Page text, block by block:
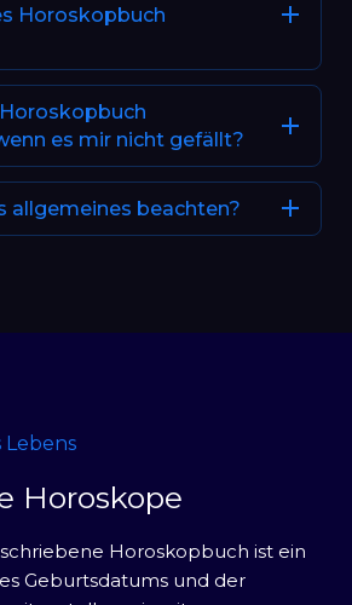
Horoskopbuch
es mir nicht gefällt?
allgemeines beachten?
Lebens
Horoskope
Horoskopbuch ist ein
Geburtsdatums und der